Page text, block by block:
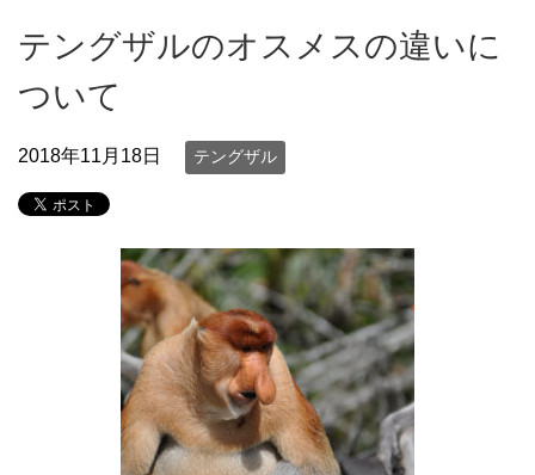
テングザルのオスメスの違いに
ついて
2018年11月18日 テングザル